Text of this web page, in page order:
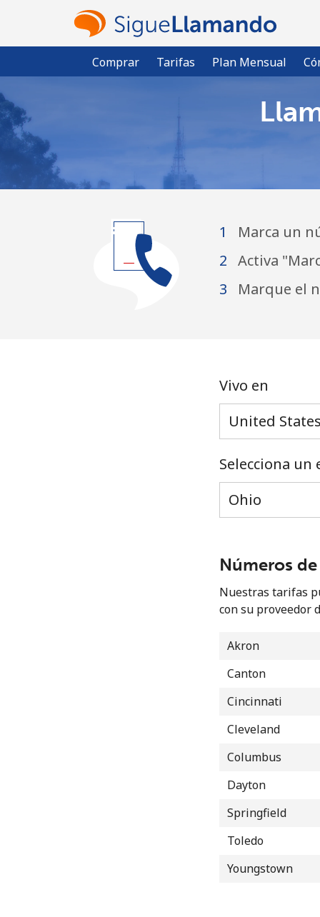
Comprar Tarifas Plan Mensual
1
Marca un
2 Activa
3
Marque el
Vivo en
Selecciona un
Números
Nuestras tarifas
con su proveedor
Akron
Canton
Cincinnati
Cleveland
Columbus
Dayton
Springfield
Toledo
Youngstown